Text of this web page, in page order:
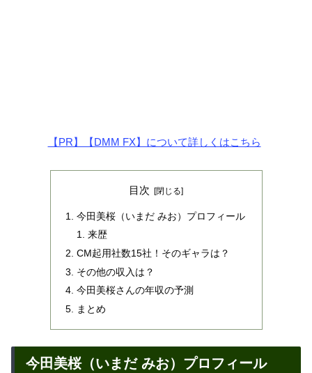
【PR】【DMM FX】について詳しくはこちら
目次
今田美桜（いまだ みお）プロフィール
来歴
CM起用社数15社！そのギャラは？
その他の収入は？
今田美桜さんの年収の予測
まとめ
今田美桜（いまだ みお）プロフィール